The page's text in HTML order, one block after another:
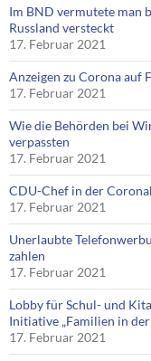
Im BND vermutete man
Russland versteckt
17. Februar 2021
Anzeigen zu Corona auf
17. Februar 2021
Wie die Behörden bei
verpassten
17. Februar 2021
CDU-Chef in der
17. Februar 2021
Unerlaubte
zahlen
17. Februar 2021
Lobby für Schul- und
Initiative „Familien in der
17. Februar 2021